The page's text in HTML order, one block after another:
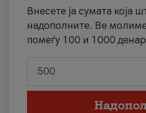
Внесете ја сумата која
надополните. Ве
помеѓу 100 и 1000